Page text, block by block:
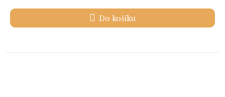
Do košíku